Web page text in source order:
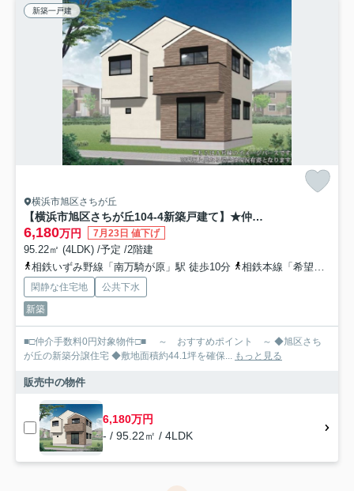
新築一戸建
横浜市旭区さちが丘
【横浜市旭区さちが丘104-4新築戸建て】★仲介手数料無料★（さちが丘小学校・万騎が原中学校）
6,180万円 7月23日 値下げ
95.22㎡ (4LDK) /予定 /2階建
相鉄いずみ野線「南万騎が原」駅 徒歩10分
相鉄本線「希望ケ丘」駅 徒歩16分
閑静な住宅地
公共下水
新築
■□仲介手数料0円対象物件□■ ～ おすすめポイント ～ ◆旭区さち
が丘の新築分譲住宅 ◆敷地面積約44.1坪を確保... もっと見る
販売中の物件
6,180万円
- / 95.22㎡ / 4LDK